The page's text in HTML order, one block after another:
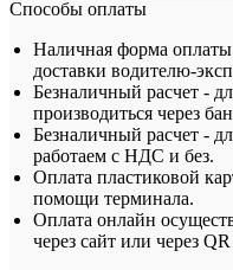
Способы оплаты
Наличная форма
доставки водителю-
Безналичный расчет -
производиться через
Безналичный расчет -
работаем с НДС и без.
Оплата пластиковой
помощи терминала.
Оплата онлайн
через сайт или через